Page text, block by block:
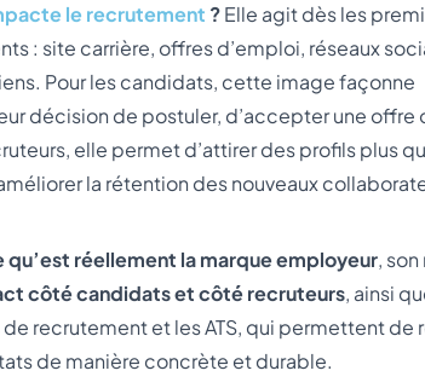
le recrutement ?Elle agit dès les
: site carrière, offres d’emploi, réseaux
Pour les candidats, cette image façonne
décision de postuler, d’accepter une offre
elle permet d’attirer des profils plus
la rétention des nouveaux
qu’est réellement la marque employeur,
côté candidats et côté recruteurs, ainsi
recrutement et les ATS, qui permettent de
de manière concrète et durable.